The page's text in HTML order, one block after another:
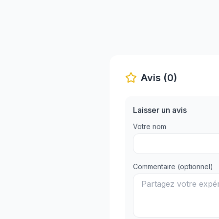
Avis (0)
Laisser un avis
Votre nom
Commentaire (optionnel)